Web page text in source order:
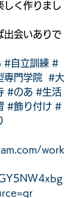
しく作りまし
出会いありで
#自立訓練 #
専門学院
#大
#のあ #生活
#飾り付け #
work